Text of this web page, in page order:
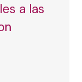
a las